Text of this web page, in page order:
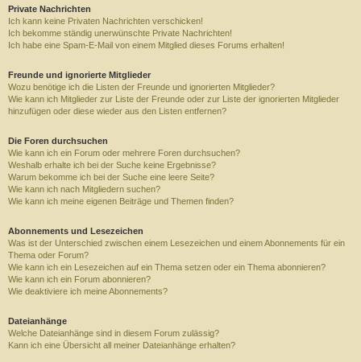
Private Nachrichten
Ich kann keine Privaten Nachrichten verschicken!
Ich bekomme ständig unerwünschte Private Nachrichten!
Ich habe eine Spam-E-Mail von einem Mitglied dieses Forums erhalten!
Freunde und ignorierte Mitglieder
Wozu benötige ich die Listen der Freunde und ignorierten Mitglieder?
Wie kann ich Mitglieder zur Liste der Freunde oder zur Liste der ignorierten Mitglieder
hinzufügen oder diese wieder aus den Listen entfernen?
Die Foren durchsuchen
Wie kann ich ein Forum oder mehrere Foren durchsuchen?
Weshalb erhalte ich bei der Suche keine Ergebnisse?
Warum bekomme ich bei der Suche eine leere Seite?
Wie kann ich nach Mitgliedern suchen?
Wie kann ich meine eigenen Beiträge und Themen finden?
Abonnements und Lesezeichen
Was ist der Unterschied zwischen einem Lesezeichen und einem Abonnements für ein
Thema oder Forum?
Wie kann ich ein Lesezeichen auf ein Thema setzen oder ein Thema abonnieren?
Wie kann ich ein Forum abonnieren?
Wie deaktiviere ich meine Abonnements?
Dateianhänge
Welche Dateianhänge sind in diesem Forum zulässig?
Kann ich eine Übersicht all meiner Dateianhänge erhalten?